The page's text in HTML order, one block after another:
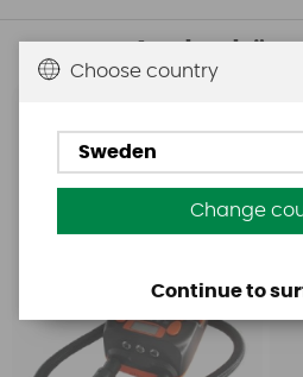
Base Rechargeable
SUP Pump
Choose country
Sweden
Change
Continue to